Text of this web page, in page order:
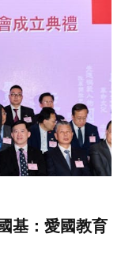
基：愛國教育